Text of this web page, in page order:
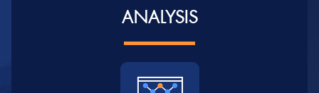
ANALYSIS